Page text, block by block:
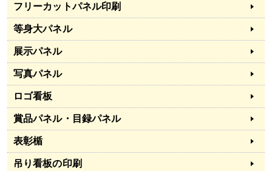
フリーカットパネル印刷
等身大パネル
展示パネル
写真パネル
ロゴ看板
賞品パネル・目録パネル
表彰楯
吊り看板の印刷